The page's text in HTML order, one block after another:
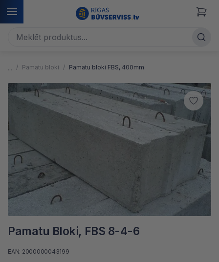
Pamatu bloki Pamatu bloki FBS, 400mm
Pamatu Bloki, FBS 8-4-6
EAN: 2000000043199